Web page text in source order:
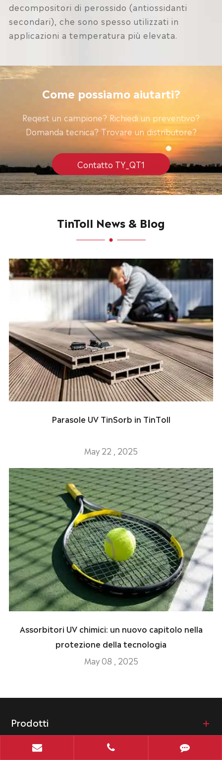
decompositori di perossido (antiossidanti
secondari), che sono spesso utilizzati in
applicazioni a temperatura più elevata.
Come possiamo aiutarti?
Reqest un campione? Richiedi un preventivo?
Domanda tecnica? Trovare un distributore?
Contatto TY_QT1
TinToll News & Blog
Parasole UV TinSorb in TinToll
May 22 , 2025
Assorbitori UV chimici: un nuovo capitolo nella
protezione della tecnologia
May 08 , 2025
Prodotti
Industrie